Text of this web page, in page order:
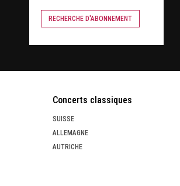
RECHERCHE D'ABONNEMENT
Concerts classiques
SUISSE
ALLEMAGNE
AUTRICHE